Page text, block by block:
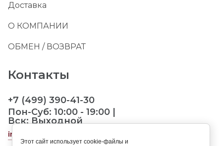
Доставка
О КОМПАНИИ
ОБМЕН / ВОЗВРАТ
Контакты
+7 (499) 390-41-30
Пон-Суб: 10:00 - 19:00 |
Вск: Выходной
info@landorpet.ru
Этот сайт использует cookie-файлы и